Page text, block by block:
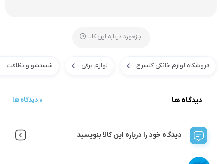
بازخورد درباره این کالا
فروشگاه لوازم خانگی گلسرخ لوازم برقی شستشو و نظافت
دیدگاه ها 0 دیدگاه ها
دیدگاه خود را درباره این کالا بنویسید